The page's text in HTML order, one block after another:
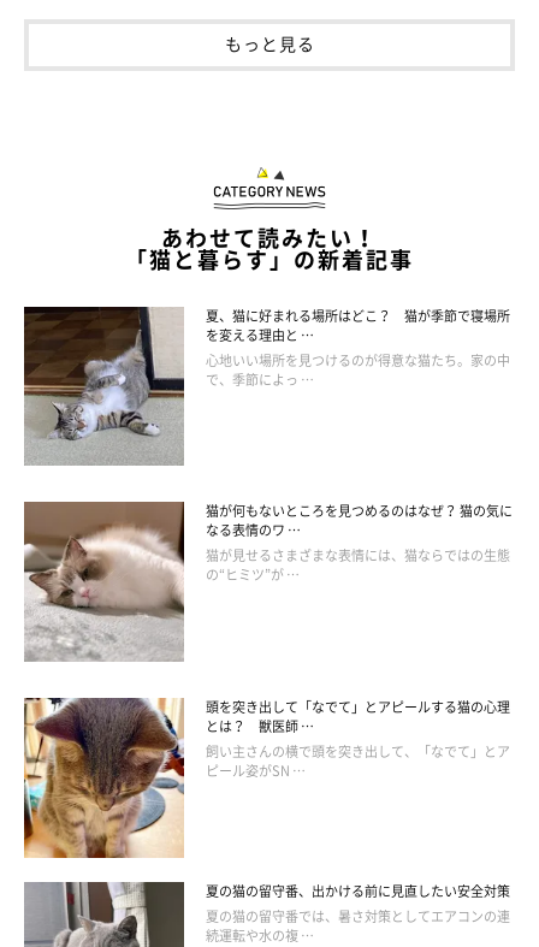
拠。穏やかな気持ちのあらわれです。日向ぼっこしたり、飼い主
さんに抱っこされたりしているときに見られることがあります。
力が入っていないので、くねらせながら揺らす場合もあるでしょ
う。
猫のしっぽは、特に興奮や恐怖などの気持ちがあらわれやすいパ
ーツといわれています。普段からよく愛猫のしっぽを観察してお
くと、いざというときのコミュニケーションに役立ちますよ！
お話を伺った先生／小野寺温先生（帝京科学大学助教 動物看護
師）
参考／「ねこのきもち」2018年9月号『キホンからカンチガイし
やすいものまで パーツでわかるねこのきもち』
文／江村若奈
※写真はスマホアプリ「いぬ・ねこのきもち」で投稿されたもの
です。
※記事と写真に関連性はありませんので予めご了承ください。
もっと見る
あわせて読みたい！
「猫と暮らす」の新着記事
夏、猫に好まれる場所はどこ？ 猫が季節で寝場所
を変える理由と …
心地いい場所を見つけるのが得意な猫たち。家の中
で、季節によっ …
猫が何もないところを見つめるのはなぜ？ 猫の気に
なる表情のワ …
猫が見せるさまざまな表情には、猫ならではの生態
の“ヒミツ”が …
頭を突き出して「なでて」とアピールする猫の心理
とは？ 獣医師 …
飼い主さんの横で頭を突き出して、「なでて」とア
ピール姿がSN …
夏の猫の留守番、出かける前に見直したい安全対策
夏の猫の留守番では、暑さ対策としてエアコンの連
続運転や水の複 …